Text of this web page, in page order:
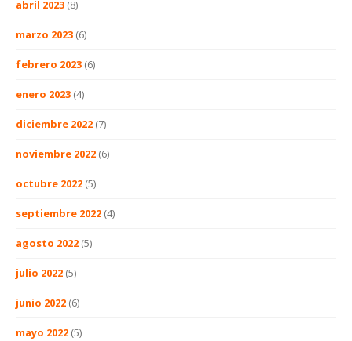
abril 2023 (8)
marzo 2023 (6)
febrero 2023 (6)
enero 2023 (4)
diciembre 2022 (7)
noviembre 2022 (6)
octubre 2022 (5)
septiembre 2022 (4)
agosto 2022 (5)
julio 2022 (5)
junio 2022 (6)
mayo 2022 (5)